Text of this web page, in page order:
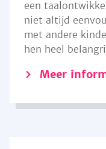
een
niet altijd
met andere
hen heel
Meer